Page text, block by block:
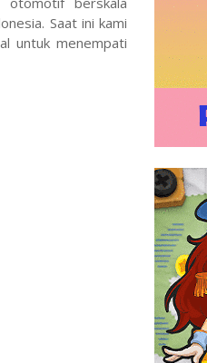
Saat ini kami
untuk menempati